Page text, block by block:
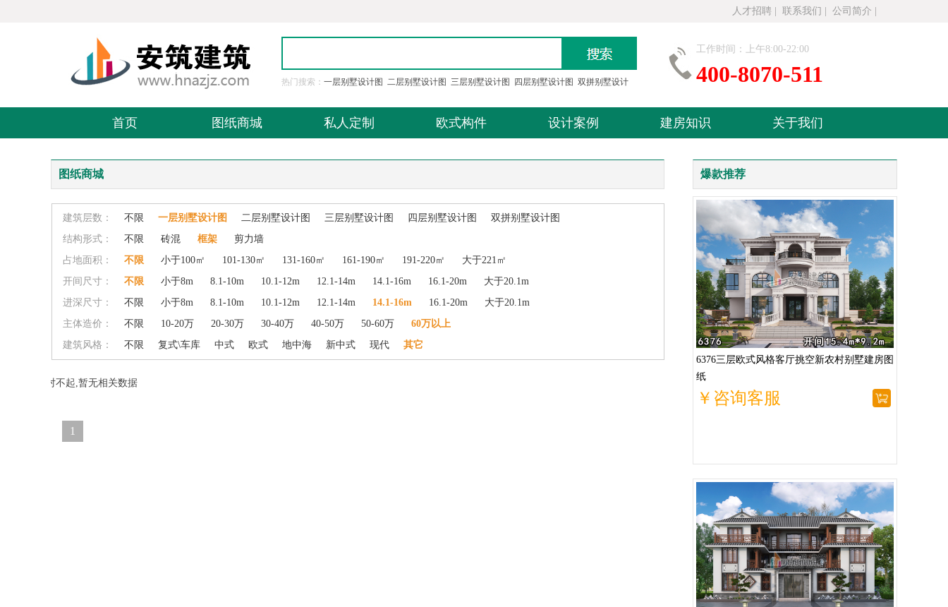
人才招聘 联系我们 公司简介
热门搜索： 一层别墅设计图 二层别墅设计图 三层别墅设计图 四层别墅设计图 双拼别墅设计
工作时间：上午8:00-22:00
400-8070-511
首页 图纸商城 私人定制 欧式构件 设计案例 建房知识 关于我们
爆款推荐
6376三层欧式风格客厅挑空新农村别墅建房图
纸
￥咨询客服
图纸商城
建筑层数： 不限 一层别墅设计图 二层别墅设计图 三层别墅设计图 四层别墅设计图
双拼别墅设计图
结构形式：
不限 砖混 框架
剪力墙
占地面积：
不限 小于100㎡ 101-130㎡ 131-160㎡ 161-190㎡ 191-220㎡
大于221㎡
开间尺寸：
不限 小于8m 8.1-10m 10.1-12m 12.1-14m 14.1-16m 16.1-20m
大于20.1m
进深尺寸：
不限 小于8m 8.1-10m 10.1-12m 12.1-14m 14.1-16m 16.1-20m
大于20.1m
主体造价：
不限 10-20万 20-30万 30-40万 40-50万 50-60万
60万以上
建筑风格：
不限 复式\车库 中式 欧式 地中海 新中式 现代 其它
对不起,暂无相关数据
1